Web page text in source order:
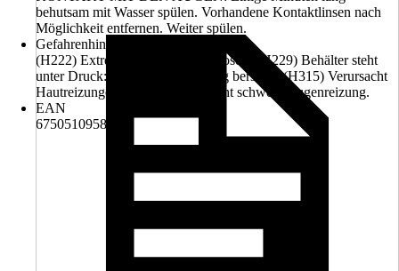
behutsam mit Wasser spülen. Vorhandene Kontaktlinsen nach
Möglichkeit entfernen. Weiter spülen.
Gefahrenhinweise (H-Sätze)
(H222) Extrem entzündbares Aerosol., (H229) Behälter steht
unter Druck: kann bei Erwärmung bersten., (H315) Verursacht
Hautreizungen., (H319) Verursacht schwere Augenreizung.
EAN
675051095819